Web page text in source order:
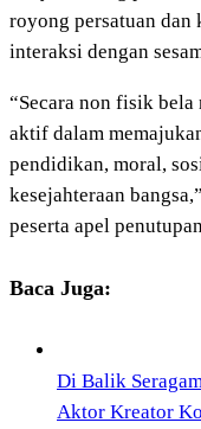
royong persatuan
interaksi dengan
“Secara non fisik
aktif dalam
pendidikan, moral,
kesejahteraan
peserta apel
Baca Juga:
Di Balik
Aktor Kreator